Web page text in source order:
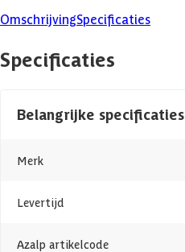
OmschrijvingSpecificaties
Specificaties
Belangrijke specificaties
Merk
Levertijd
Azalp artikelcode